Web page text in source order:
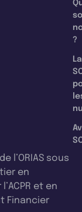
?
La
l’ORIAS sous
en
et en
Financier